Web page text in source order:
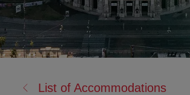
る:
List of Accommodations